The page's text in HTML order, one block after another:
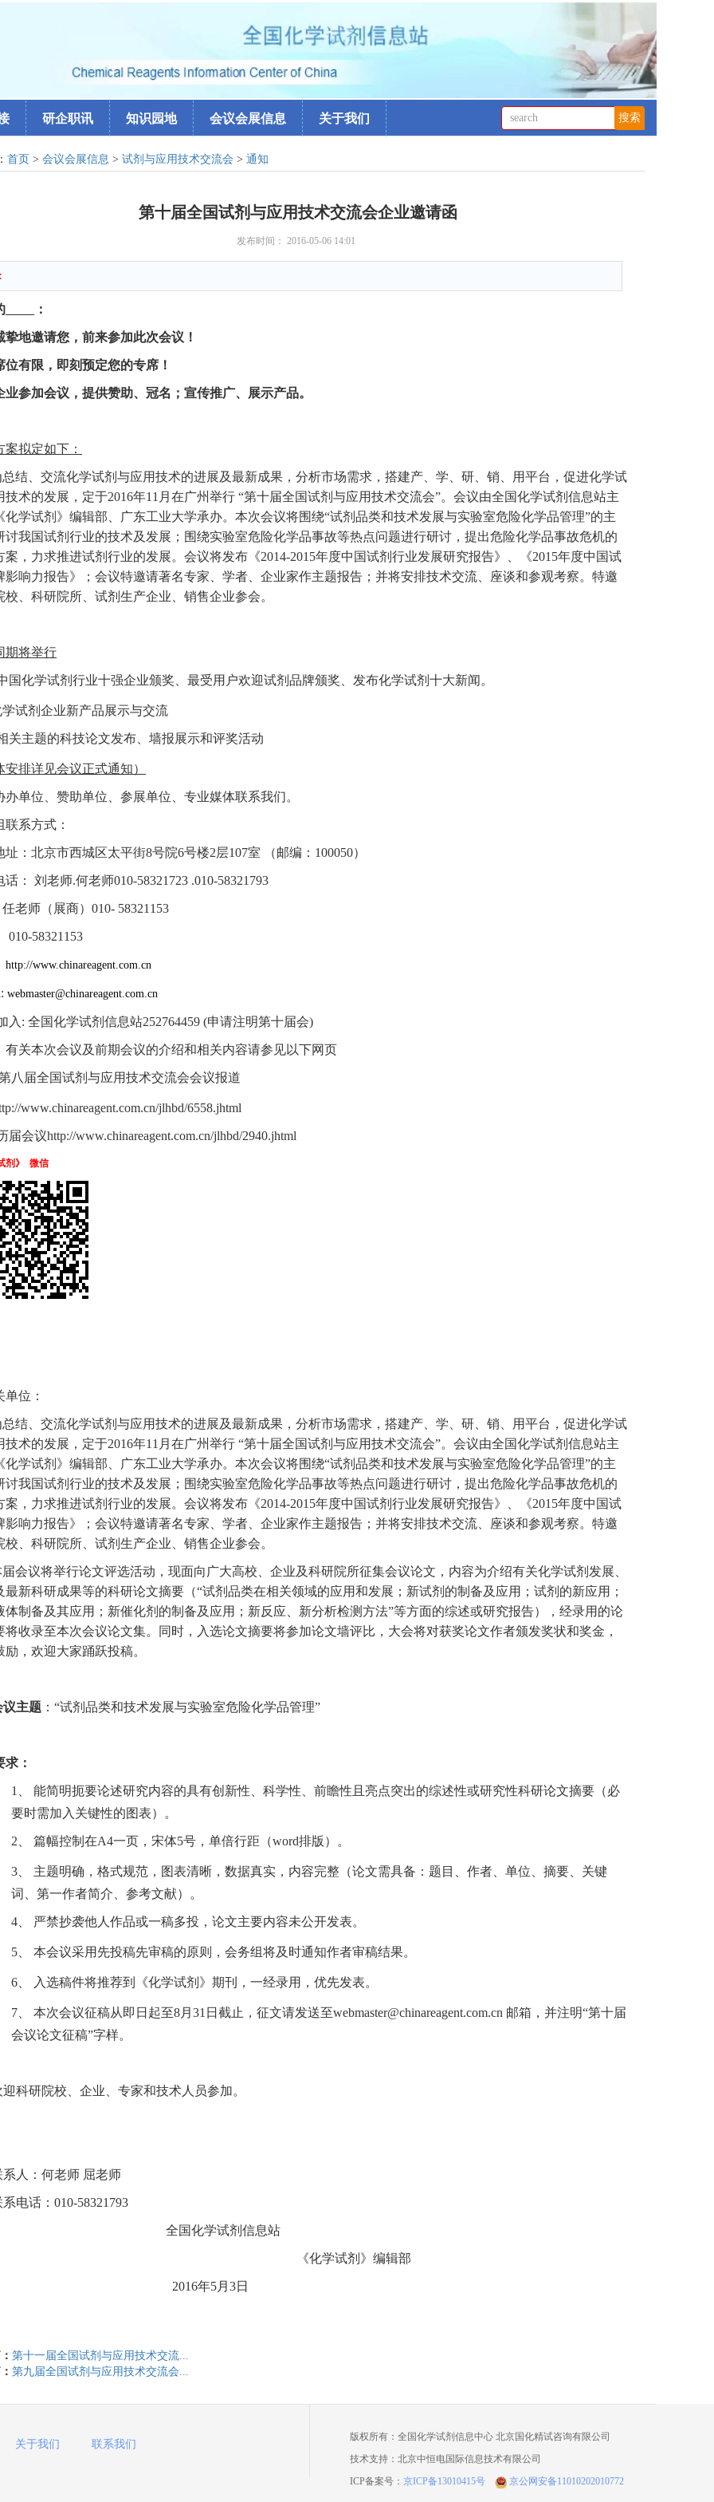
研企职讯 知识园地 会议会展信息 关于我们
首页 > 会议会展信息 > 试剂与应用技术交流会 > 通知
第十届全国试剂与应用技术交流会企业邀请函
发布时间： 2016-05-06 14:01
：
挚地邀请您，前来参加此次会议！
位有限，即刻预定您的专席！
业参加会议，提供赞助、冠名；宣传推广、展示产品。
案拟定如下：
总结、交流化学试剂与应用技术的进展及最新成果，分析市场需求，搭建产、学、研、销、用平台，促进化学试
技术的发展，定于2016年11月在广州举行 “第十届全国试剂与应用技术交流会”。会议由全国化学试剂信息站主
化学试剂》编辑部、广东工业大学承办。本次会议将围绕“试剂品类和技术发展与实验室危险化学品管理”的主
讨我国试剂行业的技术及发展；围绕实验室危险化学品事故等热点问题进行研讨，提出危险化学品事故危机的
案，力求推进试剂行业的发展。会议将发布《2014-2015年度中国试剂行业发展研究报告》、《2015年度中国试
影响力报告》；会议特邀请著名专家、学者、企业家作主题报告；并将安排技术交流、座谈和参观考察。特邀
校、科研院所、试剂生产企业、销售企业参会。
期将举行
国化学试剂行业十强企业颁奖、最受用户欢迎试剂品牌颁奖、发布化学试剂十大新闻。
学试剂企业新产品展示与交流
关主题的科技论文发布、墙报展示和评奖活动
安排详见会议正式通知）
办单位、赞助单位、参展单位、专业媒体联系我们。
联系方式 ：
址：北京市西城区太平街8号院6号楼2层107室 （邮编：100050）
话： 刘老师.何老师010-58321723 .010-58321793
任老师（展商）010- 58321153
010-58321153
http://www.chinareagent.com.cn
webmaster@chinareagent.com.cn
入: 全国化学试剂信息站252764459 (申请注明第十届会)
有关本次会议及前期会议的介绍和相关内容请参见以下网页
八届全国试剂与应用技术交流会会议报道
www.chinareagent.com.cn/jlhbd/6558.jhtml
届会议http://www.chinareagent.com.cn/jlhbd/2940.jhtml
剂》 微信
位：
总结、交流化学试剂与应用技术的进展及最新成果，分析市场需求，搭建产、学、研、销、用平台，促进化学试
技术的发展，定于2016年11 月在广州举行 “第十届全国试剂与应用技术交流会”。会议由全国化学试剂信息站主
化学试剂》编辑部、广东工业大学承办。 本次会议将围绕“试剂品类和技术发展与实验室危险化学品管理”的主
讨我国试剂行业的技术及发展；围绕实验室危险化学品事故等热点问题进行研讨，提出危险化学品事故危机的
案，力求推进试剂行业的发展。会议将发布《2014-2015年度中国试剂行业发展研究报告》、《2015年度中国试
影响力报告》；会议特邀请著名专家、学者、企业家作主题报告；并将安排技术交流、座谈和参观考察。特邀
校、科研院所、试剂生产企业、销售企业参会。
届会议将举行论文评选活动，现面向广大高校、企业及科研院所征集会议论文，内容为介绍有关化学试剂发展、
最新科研成果等的科研论文摘要（“试剂品类在相关领域的应用和发展；新试剂的制备及应用；试剂的新应用；
体制备及其应用；新催化剂的制备及应用；新反应、新分析检测方法”等方面的综述或研究报告），经录用的论
将收录至本次会议论文集。同时，入选论文摘要将参加论文墙评比，大会将对获奖论文作者颁发奖状和奖金，
励，欢迎大家踊跃投稿。
议主题 ：“试剂品类和技术发展与实验室危险化学品管理”
求：
1、
能简明扼要论述研究内容的具有创新性、科学性、前瞻性且亮点突出的综述性或研究性科研论文摘要（必
要时需加入关键性的图表）。
2、 篇幅控制在A4一页，宋体5号，单倍行距（word排版）。
3、
主题明确，格式规范，图表清晰，数据真实，内容完整（论文需具备：题目、作者、单位、摘要、关键
词、第一作者简介、参考文献）。
4、 严禁抄袭他人作品或一稿多投，论文主要内容未公开发表。
5、 本会议采用先投稿先审稿的原则，会务组将及时通知作者审稿结果。
6、 入选稿件将推荐到《化学试剂》期刊，一经录用，优先发表。
7、 本次会议征稿从即日起至8月 31 日截止，征文请发送至webmaster@chinareagent.com.cn 邮箱，并注明“第十届
会议论文征稿”字样。
迎科研院校、企业、专家和技术人员参加。
系人：何老师 屈老师
电话： 010-58321793
全国化学试剂信息站
《化学试剂》编辑部
年5月 3日
第十一届全国试剂与应用技术交流...
第九届全国试剂与应用技术交流会...
关于我们 联系我们
版权所有：全国化学试剂信息中心 北京国化精试咨询有限公司
技术支持：北京中恒电国际信息技术有限公司
ICP备案号： 京ICP备13010415号 京公网安备11010202010772